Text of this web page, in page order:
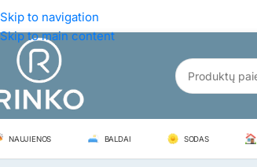
Skip to navigation
Skip to main content
NAUJIENOS BALDAI SODAS